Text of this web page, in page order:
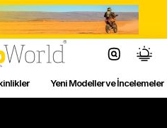
Yeni Modeller ve İncelemeler